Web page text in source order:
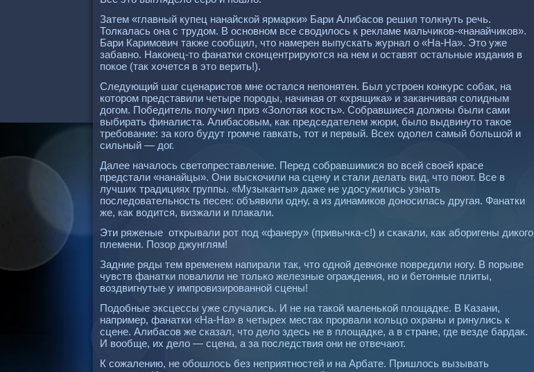
Затем «главный купец нанайской ярмарки» Бари Алибасов решил толкнуть речь.
Толкалась она с трудом. В основном все сводилось к рекламе мальчиков-«нанайчиков».
Бари Каримович также сообщил, что намерен выпускать журнал о «На-На». Это уже
забавно. Наконец-то фанатки сконцентрируются на нем и оставят остальные издания в
покое (так хочется в это верить!).
Следующий шаг сценаристов мне остался непонятен. Был устроен конкурс собак, на
котором представили четыре породы, начиная от «хрящика» и заканчивая солидным
догом. Победитель получил приз «Золотая кость». Собравшиеся должны были сами
выбирать финалиста. Алибасовым, как председателем жюри, было выдвинуто такое
требование: за кого будут громче гавкать, тот и первый. Всех одолел самый большой и
сильный — дог.
Далее началось светопреставление. Перед собравшимися во всей своей красе
предстали «нанайцы». Они выскочили на сцену и стали делать вид, что поют. Все в
лучших традициях группы. «Музыканты» даже не удосужились узнать
последовательность песен: объявили одну, а из динамиков доносилась другая. Фанатки
же, как водится, визжали и плакали.
Эти ряженые открывали рот под «фанеру» (привычка-с!) и скакали, как аборигены дикого
племени. Позор джунглям!
Задние ряды тем временем напирали так, что одной девчонке повредили ногу. В порыве
чувств фанатки повалили не только железные ограждения, но и бетонные плиты,
воздвигнутые у импровизированной сцены!
Подобные эксцессы уже случались. И не на такой маленькой площадке. В Казани,
например, фанатки «На-На» в четырех местах прорвали кольцо охраны и ринулись к
сцене. Алибасов же сказал, что дело здесь не в площадке, а в стране, где везде бардак.
И вообще, их дело — сцена, а за последствия они не отвечают.
К сожалению, не обошлось без неприятностей и на Арбате. Пришлось вызывать